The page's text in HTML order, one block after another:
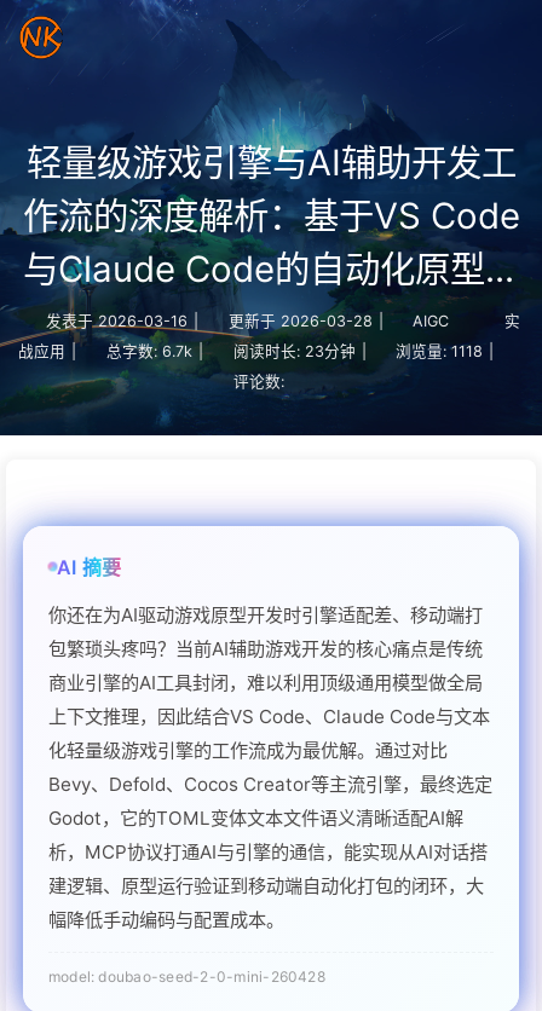
轻量级游戏引擎与AI辅助开发工
作流的深度解析：基于VS Code
与Claude Code的自动化原型验
证与移动端构建方案
发表于 2026-03-16 更新于 2026-03-28 AIGC
实
战应用
总字数: 6.7k | 阅读时长: 23分钟 浏览量: 1118
评论数: